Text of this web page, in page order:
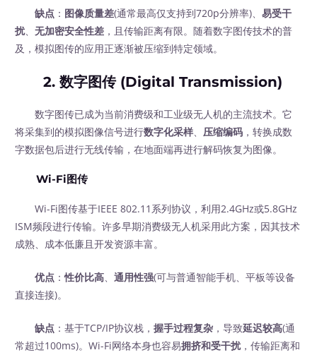
缺点 ： 图像质量差(通常最高仅支持到720p分辨率)、易受干
扰、无加密安全性差 ，且传输距离有限。随着数字图传技术的普
及，模拟图传的应用正逐渐被压缩到特定领域。
2. 数字图传 (Digital Transmission)
数字图传已成为当前消费级和工业级无人机的主流技术。它
将采集到的模拟图像信号进行数字化采样、 压缩编码 ，转换成数
字数据包后进行无线传输，在地面端再进行解码恢复为图像。
Wi-Fi图传
Wi-Fi图传基于IEEE 802.11系列协议，利用2.4GHz或5.8GHz
ISM频段进行传输。许多早期消费级无人机采用此方案，因其技术
成熟、成本低廉且开发资源丰富。
优点 ：性价比高、通用性强(可与普通智能手机、平板等设备
直接连接)。
缺点 ：基于TCP/IP协议栈，握手过程复杂 ，导致延迟较高(通
常超过100ms)。Wi-Fi网络本身也容易拥挤和受干扰，传输距离和